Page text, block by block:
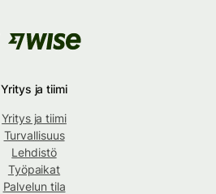
Yritys ja tiimi
Yritys ja tiimi
Turvallisuus
Lehdistö
Työpaikat
Palvelun tila